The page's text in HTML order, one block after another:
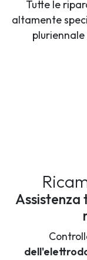
Tutte le
altamente
pluriennale
Assistenza